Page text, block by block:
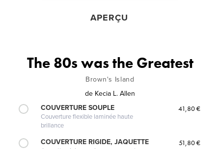
APERÇU
The 80s was the Greatest
Brown's Island
de Kecia L. Allen
COUVERTURE SOUPLE
Couverture flexible laminée haute
brillance
41,80 €
COUVERTURE RIGIDE, JAQUETTE 51,80 €